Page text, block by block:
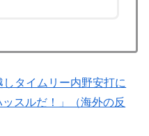
い日本でこんなものが売れ
命を2倍に上げる注射剤を
！」
タイムリー内野安打に
スルだ！」（海外の反